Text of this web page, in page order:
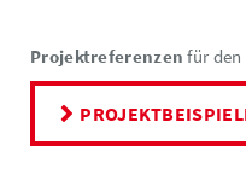
Projektreferenzen für den